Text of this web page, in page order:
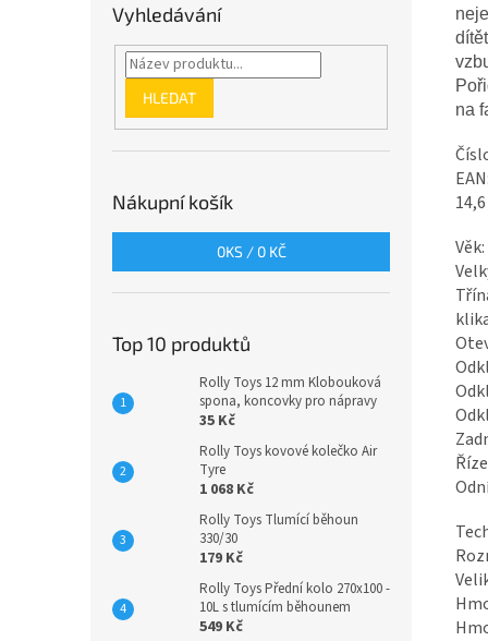
Vyhledávání
HLEDAT
Nákupní košík
0KS / 0 KČ
Top 10 produktů
Rolly Toys 12 mm Klobouková
spona, koncovky pro nápravy
35 Kč
Rolly Toys kovové kolečko Air
Tyre
1 068 Kč
Rolly Toys Tlumící běhoun
330/30
179 Kč
Rolly Toys Přední kolo 270x100 -
10L s tlumícím běhounem
549 Kč
na